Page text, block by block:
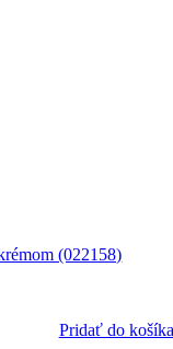
(022158)
Pridať do košíka